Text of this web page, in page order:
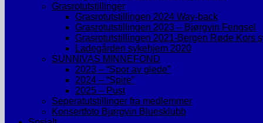
Grasrotutstillinger
Grasrotutstillingen 2024 Way-back
Grasrotutstillingen 2023 – Bjørgvin Fengsel
Grasrotutstillingen 2021-Bergen Røde Kors
Ladegården sykehjem 2020
SUNNIVAS MINNEFOND
2023 – “Spor av glede”
2024 – “Spire”
2025 – Pust
Seperatutstillinger fra medlemmer
Konsertfoto Bjørgvin Bluesklubb